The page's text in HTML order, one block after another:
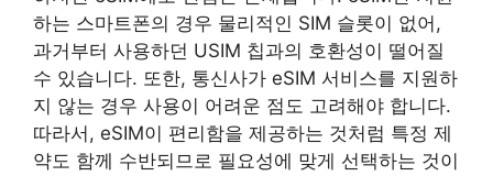
하는 스마트폰의 경우 물리적인 SIM 슬롯이 없어,
과거부터 사용하던 USIM 칩과의 호환성이 떨어질
수 있습니다. 또한, 통신사가 eSIM 서비스를 지원하
지 않는 경우 사용이 어려운 점도 고려해야 합니다.
따라서, eSIM이 편리함을 제공하는 것처럼 특정 제
약도 함께 수반되므로 필요성에 맞게 선택하는 것이